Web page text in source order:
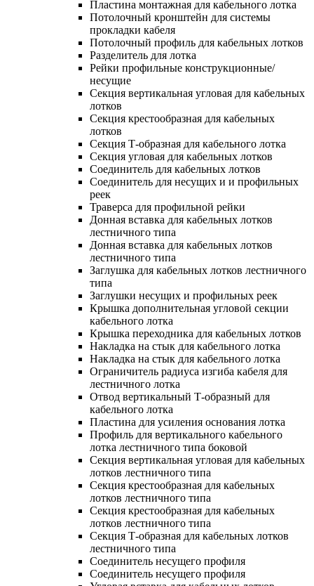
Пластина монтажная для кабельного лотка
Потолочный кронштейн для системы
прокладки кабеля
Потолочный профиль для кабельных лотков
Разделитель для лотка
Рейки профильные конструкционные/
несущие
Секция вертикальная угловая для кабельных
лотков
Секция крестообразная для кабельных
лотков
Секция Т-образная для кабельного лотка
Секция угловая для кабельных лотков
Соединитель для кабельных лотков
Соединитель для несущих и и профильных
реек
Траверса для профильной рейки
Донная вставка для кабельных лотков
лестничного типа
Донная вставка для кабельных лотков
лестничного типа
Заглушка для кабельных лотков лестничного
типа
Заглушки несущих и профильных реек
Крышка дополнительная угловой секции
кабельного лотка
Крышка переходника для кабельных лотков
Накладка на стык для кабельного лотка
Накладка на стык для кабельного лотка
Ограничитель радиуса изгиба кабеля для
лестничного лотка
Отвод вертикальный Т-образный для
кабельного лотка
Пластина для усиления основания лотка
Профиль для вертикального кабельного
лотка лестничного типа боковой
Секция вертикальная угловая для кабельных
лотков лестничного типа
Секция крестообразная для кабельных
лотков лестничного типа
Секция крестообразная для кабельных
лотков лестничного типа
Секция Т-образная для кабельных лотков
лестничного типа
Соединитель несущего профиля
Соединитель несущего профиля